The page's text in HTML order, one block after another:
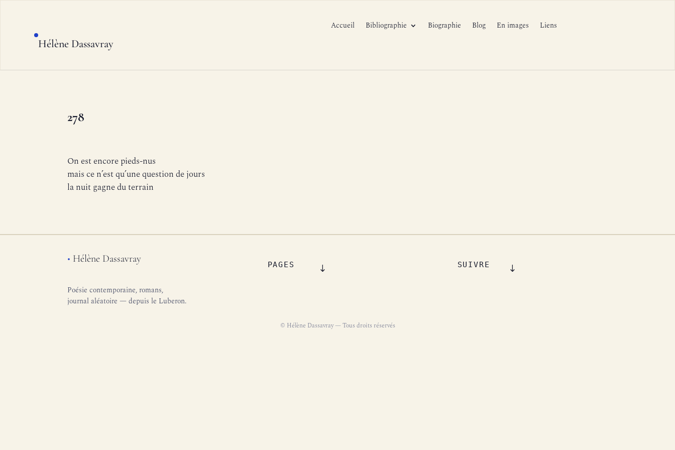
Hélène Dassavray
Accueil Bibliographie Biographie Blog En images Liens
278
On est encore pieds-nus
mais ce n’est qu’une question de jours
la nuit gagne du terrain
• Hélène Dassavray
Poésie contemporaine, romans,
journal aléatoire — depuis le Luberon.
PAGES SUIVRE
© Hélène Dassavray — Tous droits réservés